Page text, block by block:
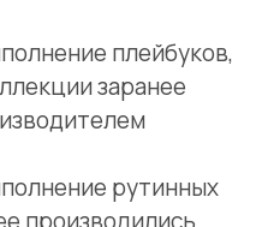
реагирования